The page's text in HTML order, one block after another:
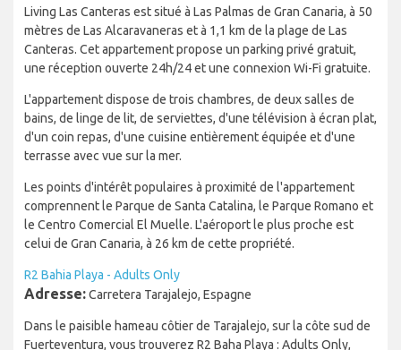
Living Las Canteras est situé à Las Palmas de Gran Canaria, à 50
mètres de Las Alcaravaneras et à 1,1 km de la plage de Las
Canteras. Cet appartement propose un parking privé gratuit,
une réception ouverte 24h/24 et une connexion Wi-Fi gratuite.
L'appartement dispose de trois chambres, de deux salles de
bains, de linge de lit, de serviettes, d'une télévision à écran plat,
d'un coin repas, d'une cuisine entièrement équipée et d'une
terrasse avec vue sur la mer.
Les points d'intérêt populaires à proximité de l'appartement
comprennent le Parque de Santa Catalina, le Parque Romano et
le Centro Comercial El Muelle. L'aéroport le plus proche est
celui de Gran Canaria, à 26 km de cette propriété.
R2 Bahia Playa - Adults Only
Adresse:Carretera Tarajalejo, Espagne
Dans le paisible hameau côtier de Tarajalejo, sur la côte sud de
Fuerteventura, vous trouverez R2 Baha Playa : Adults Only,